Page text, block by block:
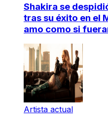
Shakira se
tras su éxito en el
amo como si
Artista actual